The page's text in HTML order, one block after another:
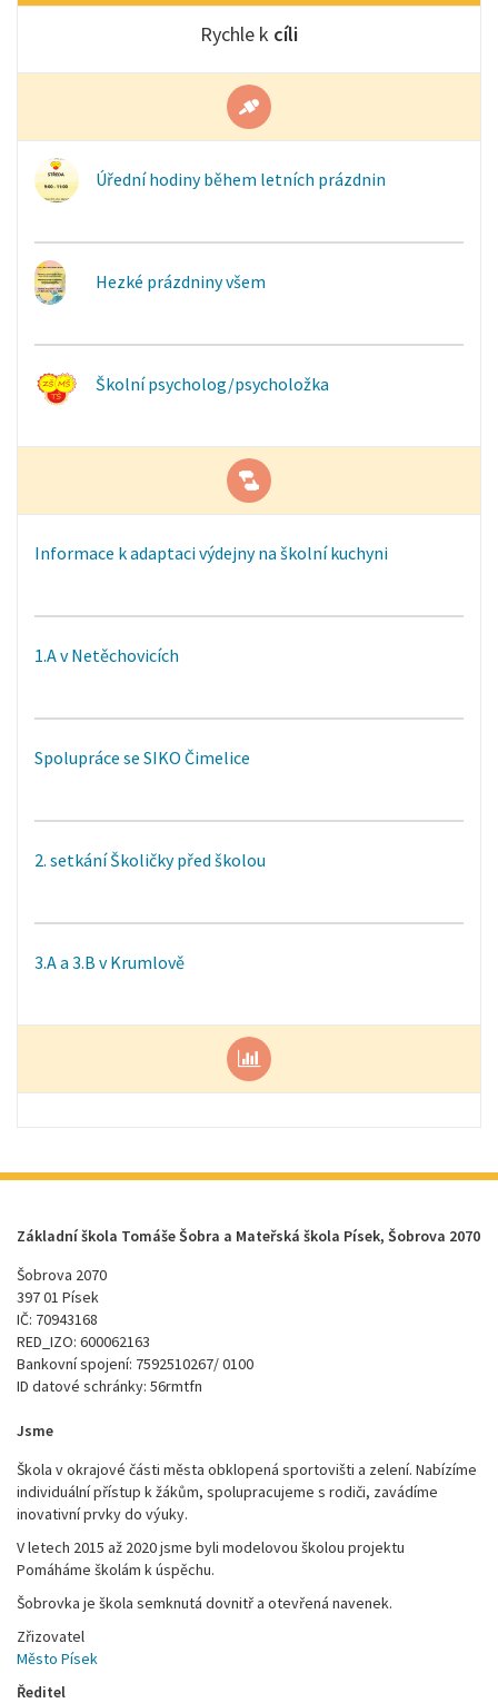
Rychle k cíli
Úřední hodiny během letních prázdnin
Hezké prázdniny všem
Školní psycholog/psycholožka
Informace k adaptaci výdejny na školní kuchyni
1.A v Netěchovicích
Spolupráce se SIKO Čimelice
2. setkání Školičky před školou
3.A a 3.B v Krumlově
Základní škola Tomáše Šobra a Mateřská škola Písek, Šobrova 2070
Šobrova 2070
397 01 Písek
IČ: 70943168
RED_IZO: 600062163
Bankovní spojení: 7592510267/ 0100
ID datové schránky: 56rmtfn
Jsme
Škola v okrajové části města obklopená sportovišti a zelení. Nabízíme
individuální přístup k žákům, spolupracujeme s rodiči, zavádíme
inovativní prvky do výuky.
V letech 2015 až 2020 jsme byli modelovou školou projektu
Pomáháme školám k úspěchu.
Šobrovka je škola semknutá dovnitř a otevřená navenek.
Zřizovatel
Město Písek
Ředitel